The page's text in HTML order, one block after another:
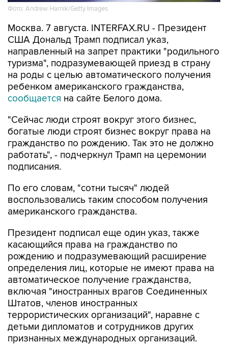
Фото: Andrew Harnik/Getty Images
Москва. 7 августа. INTERFAX.RU - Президент
США Дональд Трамп подписал указ,
направленный на запрет практики "родильного
туризма", подразумевающей приезд в страну
на роды с целью автоматического получения
ребенком американского гражданства,
сообщается на сайте Белого дома.
"Сейчас люди строят вокруг этого бизнес,
богатые люди строят бизнес вокруг права на
гражданство по рождению. Так это не должно
работать", - подчеркнул Трамп на церемонии
подписания.
По его словам, "сотни тысяч" людей
воспользовались таким способом получения
американского гражданства.
Президент подписал еще один указ, также
касающийся права на гражданство по
рождению и подразумевающий расширение
определения лиц, которые не имеют права на
автоматическое получение гражданства,
включая "иностранных врагов Соединенных
Штатов, членов иностранных
террористических организаций", наравне с
детьми дипломатов и сотрудников других
признанных международных организаций.